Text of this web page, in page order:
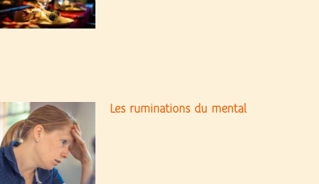
Les ruminations du mental